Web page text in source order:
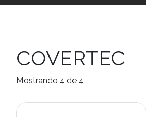
COVERTEC
Mostrando 4 de 4